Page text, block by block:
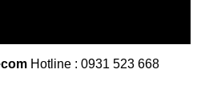
Hotline : 0931 523 668